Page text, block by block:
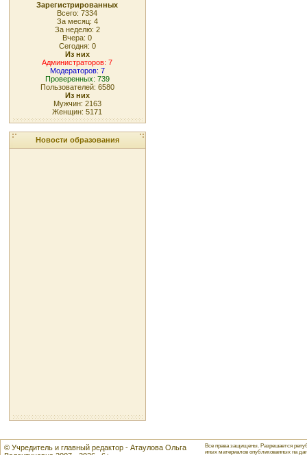
Зарегистрированных
Всего: 7334
За месяц: 4
За неделю: 2
Вчера: 0
Сегодня: 0
Из них
Администраторов: 7
Модераторов: 7
Проверенных: 739
Пользователей: 6580
Из них
Мужчин: 2163
Женщин: 5171
Новости образования
© Учредитель и главный редактор - Атаулова Ольга
Все права защищены. Разрешается
иных материалов опубликованных на